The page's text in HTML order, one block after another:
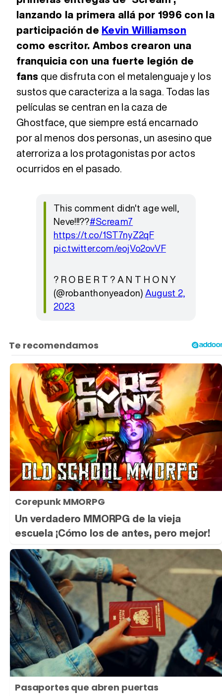
lanzando la primera allá por 1996 con la
participación de Kevin Williamson
como escritor. Ambos crearon una
franquicia con una fuerte legión de
fans que disfruta con el metalenguaje y los
sustos que caracteriza a la saga. Todas las
películas se centran en la caza de
Ghostface, que siempre está encarnado
por al menos dos personas, un asesino que
aterroriza a los protagonistas por actos
ocurridos en el pasado.
This comment didn't age well,
Neve!!!??#Scream7
https://t.co/1ST7nyZ2qF
pic.twitter.com/eojVo2ovVF
? R O B E R T ? A N T H O N Y
(@robanthonyeadon)August 2,
2023
Corepunk MMORPG
Un verdadero MMORPG de la vieja
escuela ¡Cómo los de antes, pero mejor!
Pasaportes que abren puertas